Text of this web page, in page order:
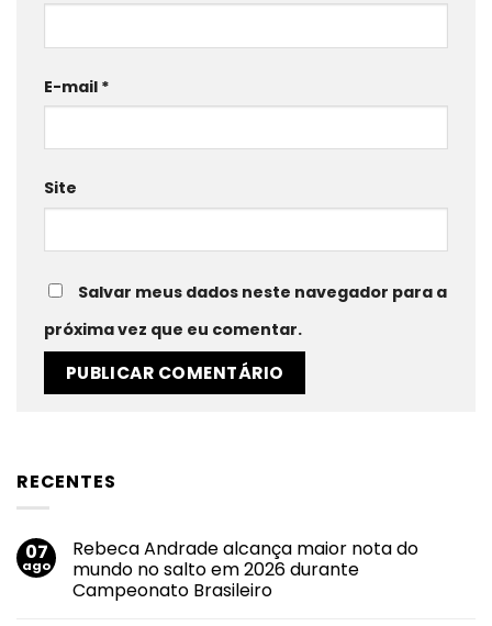
E-mail *
Site
Salvar meus dados neste navegador para a
próxima vez que eu comentar.
RECENTES
07
ago
Rebeca Andrade alcança maior nota do
mundo no salto em 2026 durante
Campeonato Brasileiro